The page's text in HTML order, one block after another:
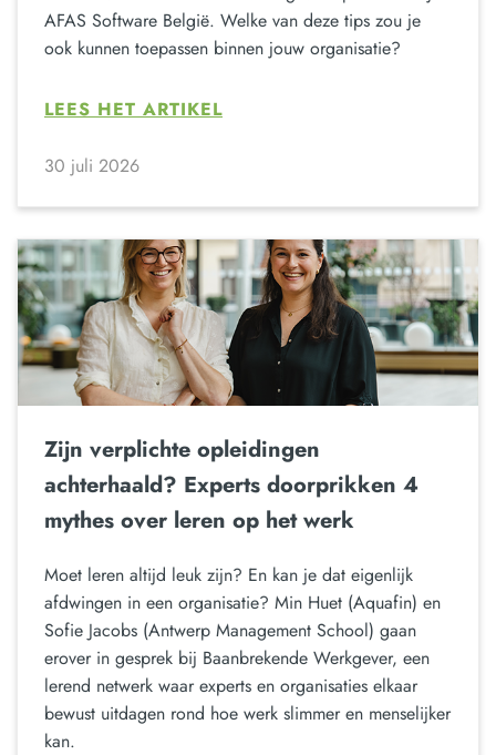
AFAS Software België. Welke van deze tips zou je
ook kunnen toepassen binnen jouw organisatie?
LEES HET ARTIKEL
30 juli 2026
Zijn verplichte opleidingen
achterhaald? Experts doorprikken 4
mythes over leren op het werk
Moet leren altijd leuk zijn? En kan je dat eigenlijk
afdwingen in een organisatie? Min Huet (Aquafin) en
Sofie Jacobs (Antwerp Management School) gaan
erover in gesprek bij Baanbrekende Werkgever, een
lerend netwerk waar experts en organisaties elkaar
bewust uitdagen rond hoe werk slimmer en menselijker
kan.